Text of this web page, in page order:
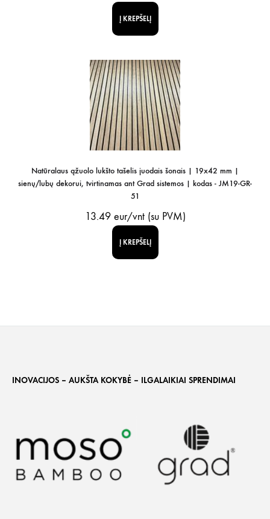
Į KREPŠELĮ
Natūralaus ąžuolo lukšto tašelis juodais šonais | 19x42 mm |
sienų/lubų dekorui, tvirtinamas ant Grad sistemos | kodas - JM19-GR-
51
13.49 eur/vnt (su PVM)
Į KREPŠELĮ
INOVACIJOS – AUKŠTA KOKYBĖ – ILGALAIKIAI SPRENDIMAI